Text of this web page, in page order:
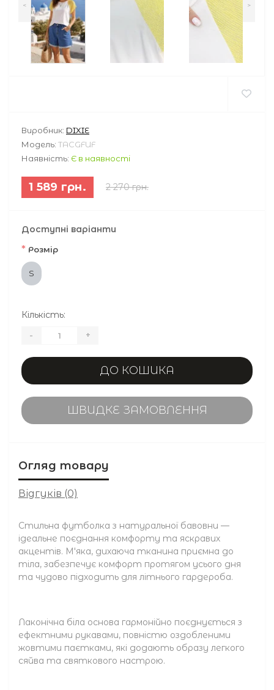
< >
Виробник: DIXIE
Модель: TACGFUF
Наявність: Є в наявності
1 589 грн. 2 270 грн.
Доступні варіанти
* Розмір
S
Кількість:
- +
ДО КОШИКА
ШВИДКЕ ЗАМОВЛЕННЯ
Огляд товару
Відгуків (0)
Стильна футболка з натуральної бавовни —
ідеальне поєднання комфорту та яскравих
акцентів. М'яка, дихаюча тканина приємна до
тіла, забезпечує комфорт протягом усього дня
та чудово підходить для літнього гардероба.
Лаконічна біла основа гармонійно поєднується з
ефектними рукавами, повністю оздобленими
жовтими паєтками, які додають образу легкого
сяйва та святкового настрою.